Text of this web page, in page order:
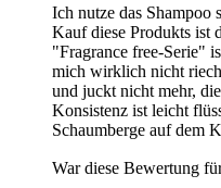
Ich nutze das Shampoo
Kauf diese Produkts ist
"Fragrance free-Serie"
mich wirklich nicht
und juckt nicht mehr,
Konsistenz ist leicht
Schaumberge auf dem
War diese Bewertung